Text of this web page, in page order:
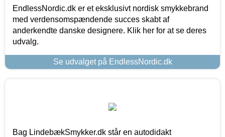
EndlessNordic.dk er et eksklusivt nordisk smykkebrand
med verdensomspændende succes skabt af
anderkendte danske designere. Klik her for at se deres
udvalg.
Se udvalget på EndlessNordic.dk
Bag LindebækSmykker.dk står en autodidakt